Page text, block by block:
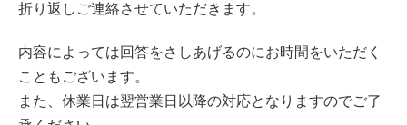
折り返しご連絡させていただきます。
内容によっては回答をさしあげるのにお時間をいただく
こともございます。
また、休業日は翌営業日以降の対応となりますのでご了